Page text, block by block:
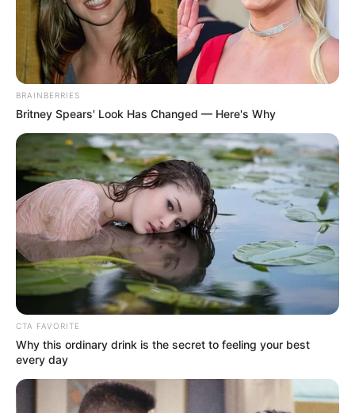
valamint az ügynökakták nyilvánosságra hozatalát
előkészítő indítvány is.
BRAINBERRIES
Britney Spears' Look Has Changed — Here's Why
CTA FAVORITE
Why this ordinary drink is the secret to feeling your best
every day